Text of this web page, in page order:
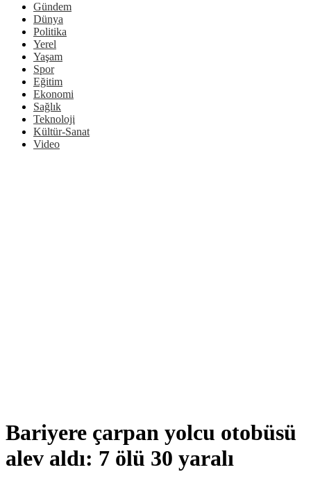
Gündem
Dünya
Politika
Yerel
Yaşam
Spor
Eğitim
Ekonomi
Sağlık
Teknoloji
Kültür-Sanat
Video
Bariyere çarpan yolcu otobüsü
alev aldı: 7 ölü 30 yaralı